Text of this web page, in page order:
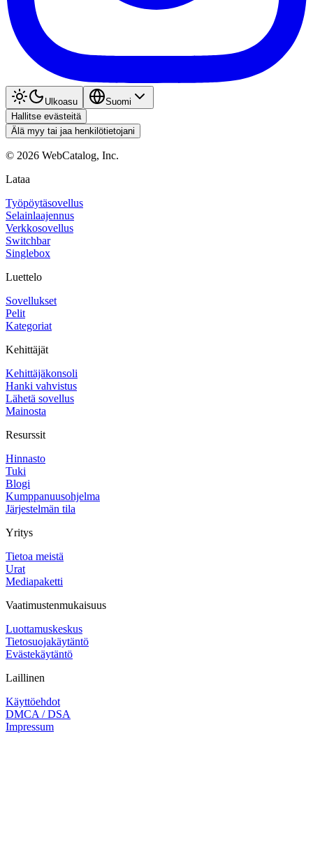
Ulkoasu
Suomi
Hallitse evästeitä
Älä myy tai jaa henkilötietojani
© 2026 WebCatalog, Inc.
Lataa
Työpöytäsovellus
Selainlaajennus
Verkkosovellus
Switchbar
Singlebox
Luettelo
Sovellukset
Pelit
Kategoriat
Kehittäjät
Kehittäjäkonsoli
Hanki vahvistus
Lähetä sovellus
Mainosta
Resurssit
Hinnasto
Tuki
Blogi
Kumppanuusohjelma
Järjestelmän tila
Yritys
Tietoa meistä
Urat
Mediapaketti
Vaatimustenmukaisuus
Luottamuskeskus
Tietosuojakäytäntö
Evästekäytäntö
Laillinen
Käyttöehdot
DMCA / DSA
Impressum